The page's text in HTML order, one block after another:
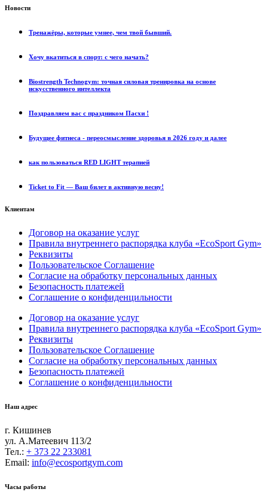
Новости
Tренажёры, которые умнее, чем твой бывший.
Хочу вкатиться в спорт: с чего начать?
Biostrength Technogym: точная силовая тренировка на основе
искусственного интеллекта
Поздравляем вас с праздником Пасхи !
Будущее фитнеса - переосмысление здоровья в 2026 году и далее
как пользоваться RED LIGHT терапией
Ticket to Fit — Ваш билет в активную весну!
Клиентам
Договор на оказание услуг
Правила внутреннего распорядка клуба «EcoSport Gym»
Реквизиты
Пользовательское Соглашение
Согласие на обработку персональных данных
Безопасность платежей
Соглашение о конфиденцильности
Договор на оказание услуг
Правила внутреннего распорядка клуба «EcoSport Gym»
Реквизиты
Пользовательское Соглашение
Согласие на обработку персональных данных
Безопасность платежей
Соглашение о конфиденцильности
Наш адрес
г. Кишинев
ул. А.Матеевич 113/2
Тел.: + 373 22 233081
Email: info@ecosportgym.com
Часы работы